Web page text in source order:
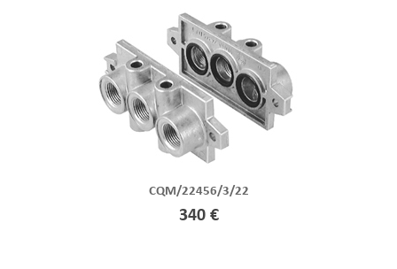
CQM/22456/3/22
340 €